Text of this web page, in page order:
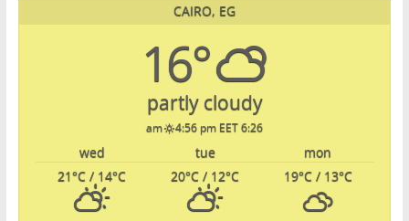
CAIRO, EG
16°
partly cloudy
6:26 am
4:56 pm EET
mon
tue
wed
19°C/ 13°C
20°C / 12°C
21°C / 14°C